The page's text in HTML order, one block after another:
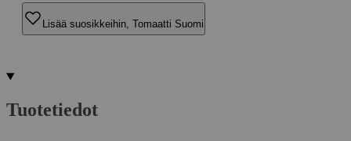
Lisää suosikkeihin, Tomaatti Suomi
Tuotetiedot